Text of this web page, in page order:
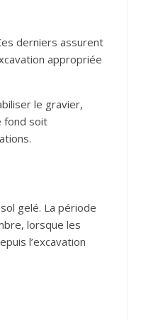
derniers assurent
appropriée
le gravier,
fond soit
gelé. La période
lorsque les
l’excavation